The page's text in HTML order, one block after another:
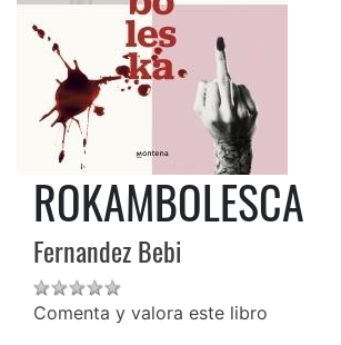
ROKAMBOLESCA
Fernandez Bebi
Comenta y valora este libro